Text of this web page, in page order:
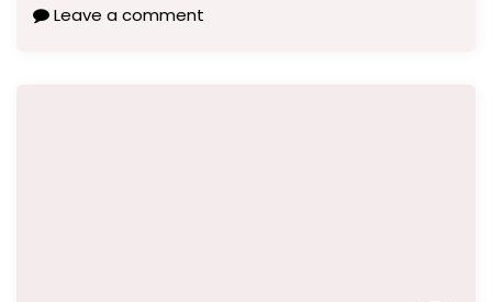
Leave a comment